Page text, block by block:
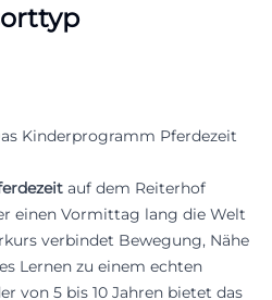
Kinderprogramm Pferdezeit
auf dem Reiterhof
einen Vormittag lang die Welt
verbindet Bewegung, Nähe
Lernen zu einem echten
von 5 bis 10 Jahren bietet das